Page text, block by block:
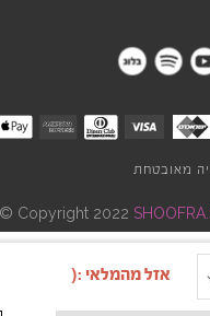
one size
מאובטחת
Copyright 2022
©